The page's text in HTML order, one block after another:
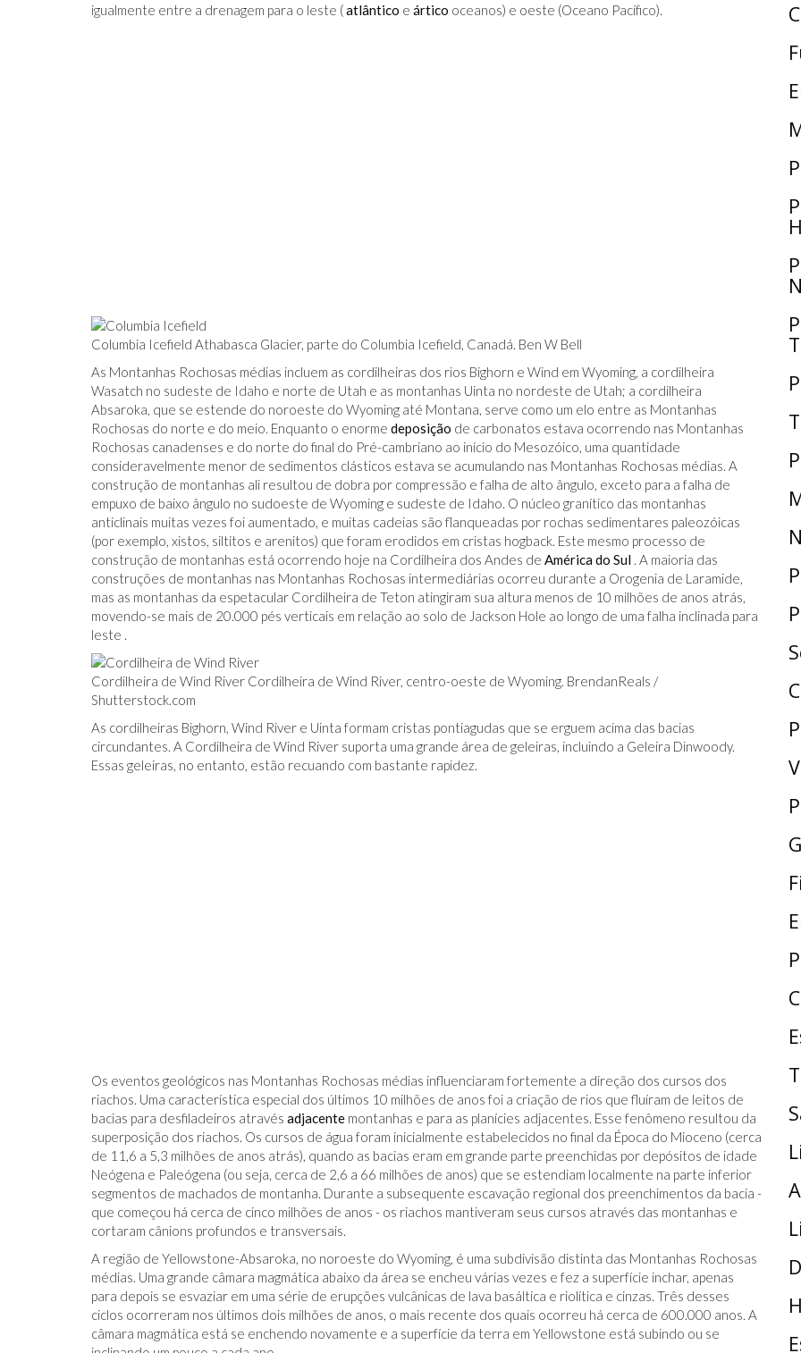
igualmente entre a drenagem para o leste (atlântico e ártico oceanos) e oeste (Oceano Pacífico).
Columbia Icefield Athabasca Glacier, parte do Columbia Icefield, Canadá. Ben W Bell
As Montanhas Rochosas médias incluem as cordilheiras dos rios Bighorn e Wind em Wyoming, a cordilheira
Wasatch no sudeste de Idaho e norte de Utah e as montanhas Uinta no nordeste de Utah; a cordilheira
Absaroka, que se estende do noroeste do Wyoming até Montana, serve como um elo entre as Montanhas
Rochosas do norte e do meio. Enquanto o enorme deposição de carbonatos estava ocorrendo nas Montanhas
Rochosas canadenses e do norte do final do Pré-cambriano ao início do Mesozóico, uma quantidade
consideravelmente menor de sedimentos clásticos estava se acumulando nas Montanhas Rochosas médias. A
construção de montanhas ali resultou de dobra por compressão e falha de alto ângulo, exceto para a falha de
empuxo de baixo ângulo no sudoeste de Wyoming e sudeste de Idaho. O núcleo granítico das montanhas
anticlinais muitas vezes foi aumentado, e muitas cadeias são flanqueadas por rochas sedimentares paleozóicas
(por exemplo, xistos, siltitos e arenitos) que foram erodidos em cristas hogback. Este mesmo processo de
construção de montanhas está ocorrendo hoje na Cordilheira dos Andes de América do Sul . A maioria das
construções de montanhas nas Montanhas Rochosas intermediárias ocorreu durante a Orogenia de Laramide,
mas as montanhas da espetacular Cordilheira de Teton atingiram sua altura menos de 10 milhões de anos atrás,
movendo-se mais de 20.000 pés verticais em relação ao solo de Jackson Hole ao longo de uma falha inclinada para
leste .
Cordilheira de Wind River Cordilheira de Wind River, centro-oeste de Wyoming. BrendanReals /
Shutterstock.com
As cordilheiras Bighorn, Wind River e Uinta formam cristas pontiagudas que se erguem acima das bacias
circundantes. A Cordilheira de Wind River suporta uma grande área de geleiras, incluindo a Geleira Dinwoody.
Essas geleiras, no entanto, estão recuando com bastante rapidez.
Os eventos geológicos nas Montanhas Rochosas médias influenciaram fortemente a direção dos cursos dos
riachos. Uma característica especial dos últimos 10 milhões de anos foi a criação de rios que fluíram de leitos de
bacias para desfiladeiros através adjacente montanhas e para as planícies adjacentes. Esse fenômeno resultou da
superposição dos riachos. Os cursos de água foram inicialmente estabelecidos no final da Época do Mioceno (cerca
de 11,6 a 5,3 milhões de anos atrás), quando as bacias eram em grande parte preenchidas por depósitos de idade
Neógena e Paleógena (ou seja, cerca de 2,6 a 66 milhões de anos) que se estendiam localmente na parte inferior
segmentos de machados de montanha. Durante a subsequente escavação regional dos preenchimentos da bacia -
que começou há cerca de cinco milhões de anos - os riachos mantiveram seus cursos através das montanhas e
cortaram cânions profundos e transversais.
A região de Yellowstone-Absaroka, no noroeste do Wyoming, é uma subdivisão distinta das Montanhas Rochosas
médias. Uma grande câmara magmática abaixo da área se encheu várias vezes e fez a superfície inchar, apenas
para depois se esvaziar em uma série de erupções vulcânicas de lava basáltica e riolítica e cinzas. Três desses
ciclos ocorreram nos últimos dois milhões de anos, o mais recente dos quais ocorreu há cerca de 600.000 anos. A
câmara magmática está se enchendo novamente e a superfície da terra em Yellowstone está subindo ou se